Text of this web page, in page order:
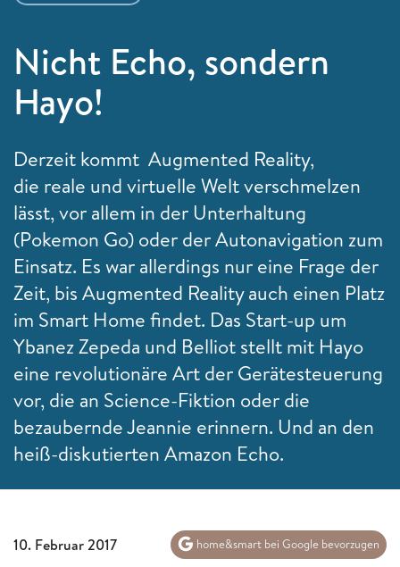
Nicht Echo, sondern
Hayo!
Derzeit kommt Augmented Reality,
die reale und virtuelle Welt verschmelzen
lässt, vor allem in der Unterhaltung
(Pokemon Go) oder der Autonavigation zum
Einsatz. Es war allerdings nur eine Frage der
Zeit, bis Augmented Reality auch einen Platz
im Smart Home findet. Das Start-up um
Ybanez Zepeda und Belliot stellt mit Hayo
eine revolutionäre Art der Gerätesteuerung
vor, die an Science-Fiktion oder die
bezaubernde Jeannie erinnern. Und an den
heiß-diskutierten Amazon Echo.
10. Februar 2017 home&smart bei Google bevorzugen